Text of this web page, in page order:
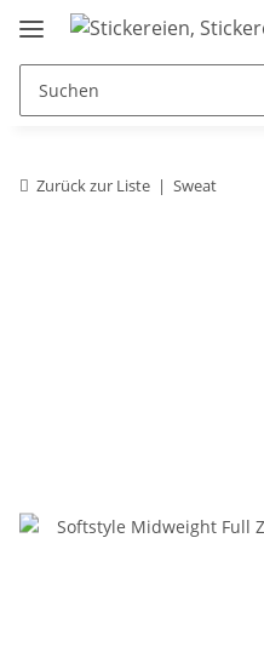
Zurück zur Liste Sweat